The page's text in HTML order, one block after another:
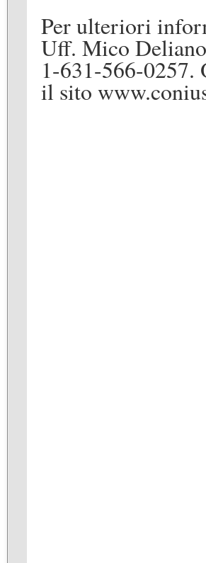
Per ulteriori
Uff. Mico
1-631-566-
il sito